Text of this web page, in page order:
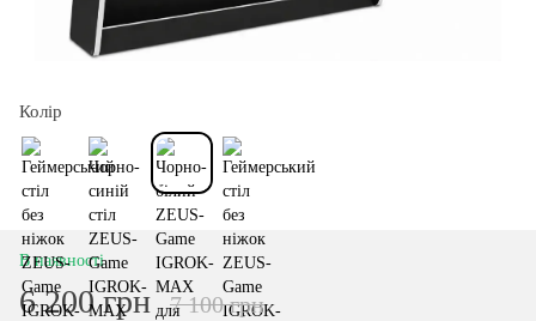
Колір
В наявності
6 200 грн 7 100 грн